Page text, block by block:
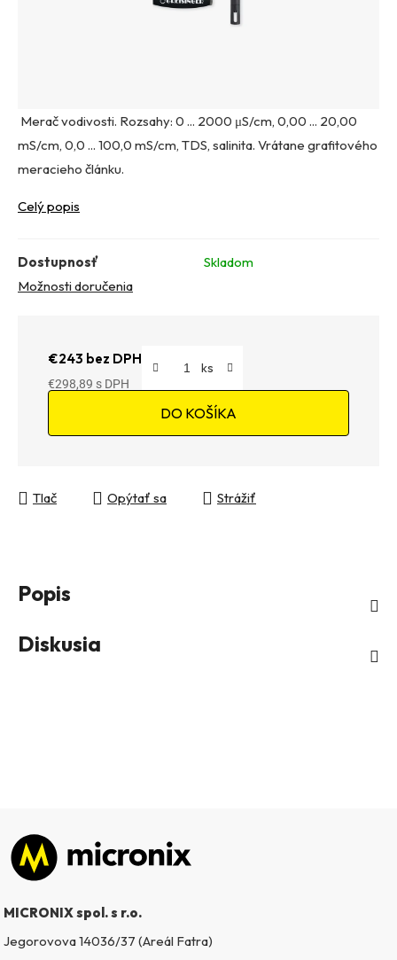
Merač vodivosti. Rozsahy: 0 ... 2000 μS/cm, 0,00 ... 20,00
mS/cm, 0,0 ... 100,0 mS/cm, TDS, salinita. Vrátane grafitového
meracieho článku.
Celý popis
Dostupnosť
Skladom
Možnosti doručenia
€243 bez DPH
€298,89
DO KOŠÍKA
Tlač Opýtať sa Strážiť
Popis
Diskusia
Zápätie
MICRONIX spol. s r.o.
Jegorovova 14036/37 (Areál Fatra)